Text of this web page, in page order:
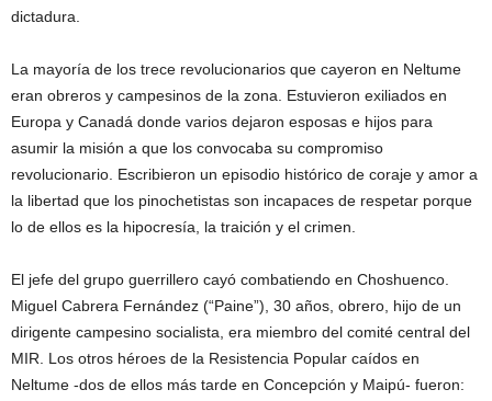
dictadura.
La mayoría de los trece revolucionarios que cayeron en Neltume
eran obreros y campesinos de la zona. Estuvieron exiliados en
Europa y Canadá donde varios dejaron esposas e hijos para
asumir la misión a que los convocaba su compromiso
revolucionario. Escribieron un episodio histórico de coraje y amor a
la libertad que los pinochetistas son incapaces de respetar porque
lo de ellos es la hipocresía, la traición y el crimen.
El jefe del grupo guerrillero cayó combatiendo en Choshuenco.
Miguel Cabrera Fernández (“Paine”), 30 años, obrero, hijo de un
dirigente campesino socialista, era miembro del comité central del
MIR. Los otros héroes de la Resistencia Popular caídos en
Neltume -dos de ellos más tarde en Concepción y Maipú- fueron: